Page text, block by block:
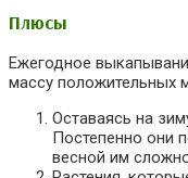
Плюсы
Ежегодное
массу положительных
Оставаясь на
Постепенно они
весной им